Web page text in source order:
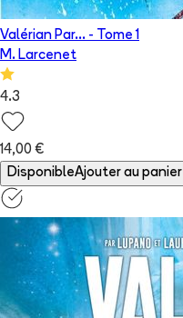
Valérian Par... - Tome1
M. Larcenet
4.3
14,00 €
DisponibleAjouter au panier